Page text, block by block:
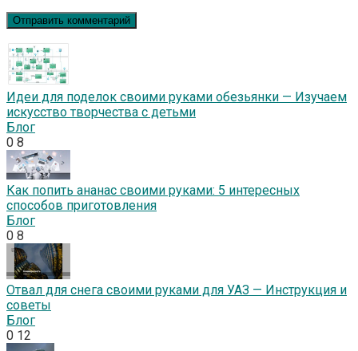
Идеи для поделок своими руками обезьянки — Изучаем
искусство творчества с детьми
Блог
0 8
Как попить ананас своими руками: 5 интересных
способов приготовления
Блог
0 8
Отвал для снега своими руками для УАЗ — Инструкция и
советы
Блог
0 12